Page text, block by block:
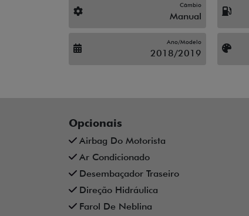
Câmbio
Manual
Ano/Modelo
2018/2019
Opcionais
Airbag Do Motorista
Ar Condicionado
Desembaçador Traseiro
Direção Hidráulica
Farol De Neblina